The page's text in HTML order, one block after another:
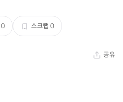
0 스크랩 0
공유